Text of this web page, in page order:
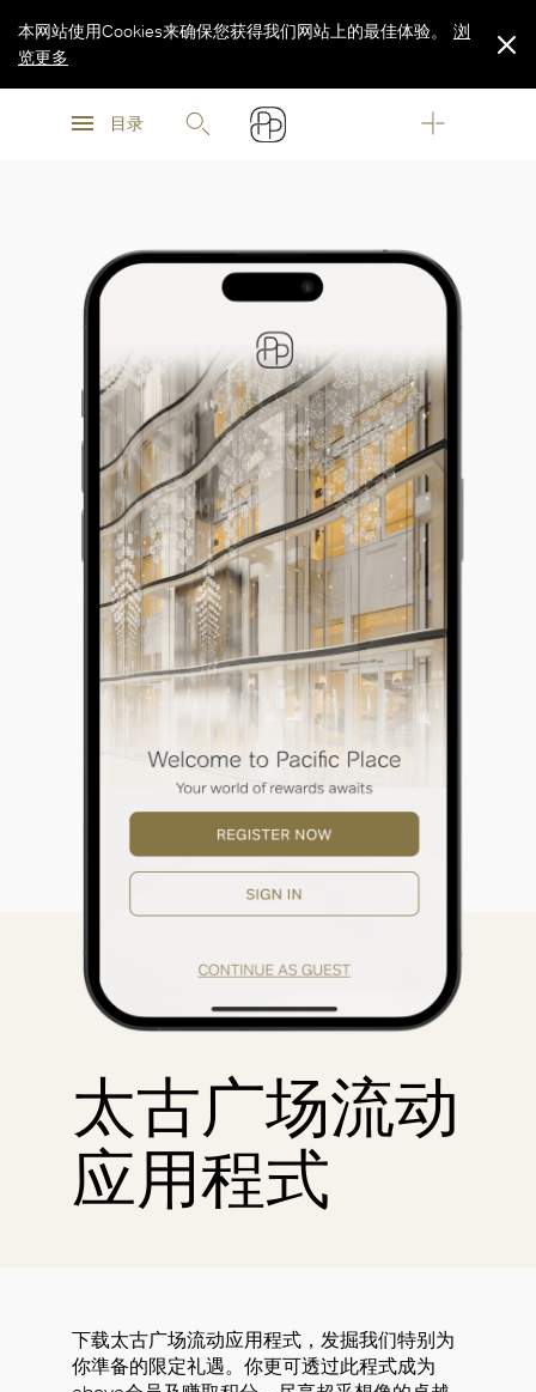
浏
目录
本网站使用Cookies来确保您获得我们网站上的最佳体验。
浏
览更多
太古广场流动
应用程式
下载太古广场流动应用程式，发掘我们特别为
你準备的限定礼遇。你更可透过此程式成为